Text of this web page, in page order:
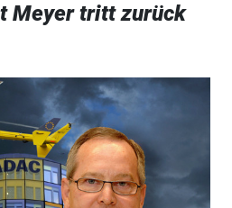
Meyer tritt zurück